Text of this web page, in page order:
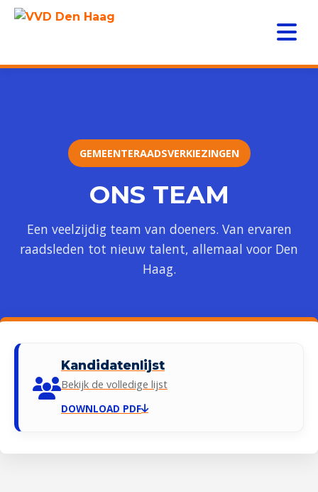
GEMEENTERAADSVERKIEZINGEN
ONS TEAM
Een veelzijdig team van doeners. Van ervaren
raadsleden tot nieuw talent, allemaal voor Den
Haag.
Kandidatenlijst
Bekijk de volledige lijst
DOWNLOAD PDF